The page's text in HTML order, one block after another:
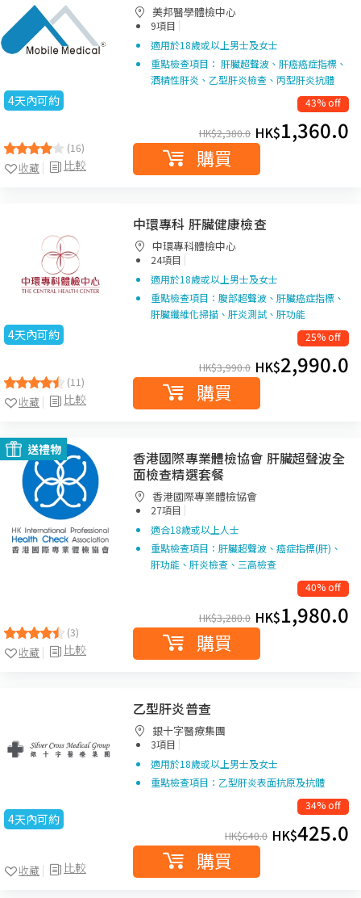
4天內可約
(16)
比較
收藏
美邦醫學體檢中心
9項目 |
適用於18歲或以上男士及女士
重點檢查項目： 肝臟超聲波、肝癌癌症指標、
酒精性肝炎、乙型肝炎檢查、丙型肝炎抗體
43% off
HK$2,380.0 HK$1,360.0
購買
4天內可約
(11)
比較
收藏
中環專科 肝臟健康檢查
中環專科體檢中心
24項目 |
適用於18歲或以上男士及女士
重點檢查項目：腹部超聲波、肝臟癌症指標、
肝臟纖維化掃描、肝炎測試、肝功能
25% off
HK$3,990.0 HK$2,990.0
購買
送禮物
(3)
比較
收藏
香港國際專業體檢協會 肝臟超聲波全
面檢查精選套餐
香港國際專業體檢協會
27項目 |
適合18歲或以上人士
重點檢查項目：肝臟超聲波、癌症指標(肝)、
肝功能、肝炎檢查、三高檢查
40% off
HK$3,280.0 HK$1,980.0
購買
4天內可約
比較
收藏
乙型肝炎普查
銀十字醫療集團
3項目 |
適用於18歲或以上男士及女士
重點檢查項目：乙型肝炎表面抗原及抗體
34% off
HK$640.0 HK$425.0
購買